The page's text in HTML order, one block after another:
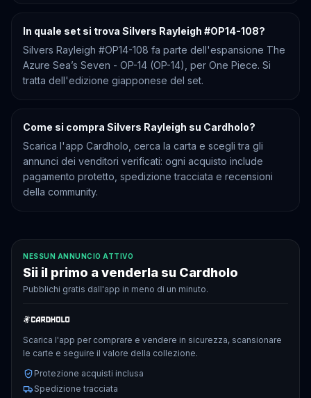
In quale set si trova Silvers Rayleigh #OP14-108?
Silvers Rayleigh #OP14-108 fa parte dell'espansione The
Azure Sea’s Seven - OP-14 (OP-14), per One Piece. Si
tratta dell'edizione giapponese del set.
Come si compra Silvers Rayleigh su Cardholo?
Scarica l'app Cardholo, cerca la carta e scegli tra gli
annunci dei venditori verificati: ogni acquisto include
pagamento protetto, spedizione tracciata e recensioni
della community.
NESSUN ANNUNCIO ATTIVO
Sii il primo a venderla su Cardholo
Pubblichi gratis dall'app in meno di un minuto.
Scarica l'app per comprare e vendere in sicurezza, scansionare
le carte e seguire il valore della collezione.
Protezione acquisti inclusa
Spedizione tracciata